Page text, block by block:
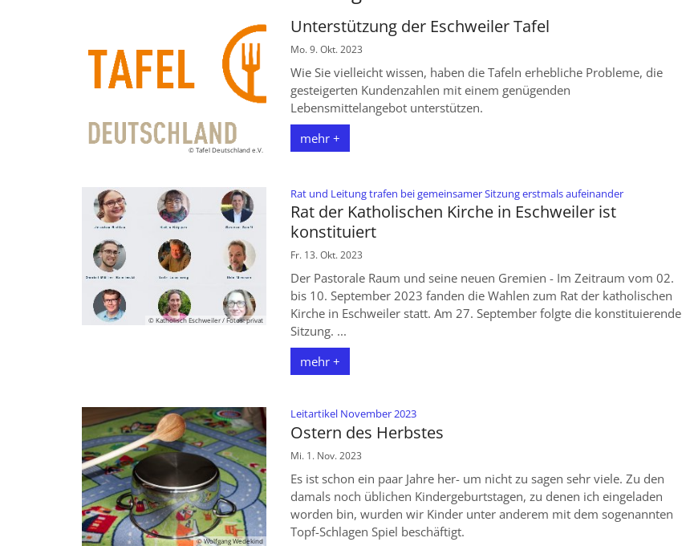
© Tafel Deutschland e.V.
Unterstützung der Eschweiler Tafel
Mo. 9. Okt. 2023
Wie Sie vielleicht wissen, haben die Tafeln erhebliche Probleme, die
gesteigerten Kundenzahlen mit einem genügenden
Lebensmittelangebot unterstützen.
mehr +
© Katholisch Eschweiler / Fotos: privat
Rat und Leitung trafen bei gemeinsamer Sitzung erstmals aufeinander:
Rat der Katholischen Kirche in Eschweiler ist
konstituiert
Fr. 13. Okt. 2023
Der Pastorale Raum und seine neuen Gremien - Im Zeitraum vom 02.
bis 10. September 2023 fanden die Wahlen zum Rat der katholischen
Kirche in Eschweiler statt. Am 27. September folgte die konstituierende
Sitzung. ...
mehr +
© Wolfgang Wedekind
Leitartikel November 2023:
Ostern des Herbstes
Mi. 1. Nov. 2023
Es ist schon ein paar Jahre her- um nicht zu sagen sehr viele. Zu den
damals noch üblichen Kindergeburtstagen, zu denen ich eingeladen
worden bin, wurden wir Kinder unter anderem mit dem sogenannten
Topf-Schlagen Spiel beschäftigt.